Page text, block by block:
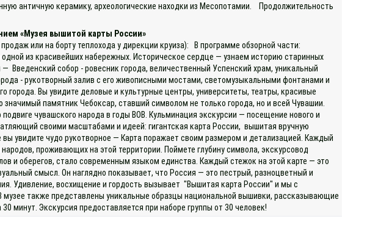
античную керамику, археологические находки из Месопотамии. Продолжительность
«Музея вышитой карты России»
или на борту теплохода у дирекции круиза): В программе обзорной части:
из красивейших набережных. Историческое сердце — узнаем историю старинных
Введенский собор - ровесник города, величественный Успенский храм, уникальный
- рукотворный залив с его живописными мостами, светомузыкальными фонтанами и
Вы увидите деловые и культурные центры, университеты, театры, красивые
памятник Чебоксар, ставший символом не только города, но и всей Чувашии.
чувашского народа в годы ВОВ. Кульминация экскурсии — посещение нового и
своими масштабами и идеей: гигантская карта России, вышитая вручную
увидите чудо рукотворное — Карта поражает своим размером и детализацией. Каждый
проживающих на этой территории. Поймете глубину символа, экскурсовод
и оберегов, стало современным языком единства. Каждый стежок на этой карте — это
смысл. Он наглядно показывает, что Россия — это пестрый, разноцветный и
Удивление, восхищение и гордость вызывает "Вышитая карта России" и мы с
также представлены уникальные образцы национальной вышивки, рассказывающие
минут. Экскурсия предоставляется при наборе группы от 30 человек!